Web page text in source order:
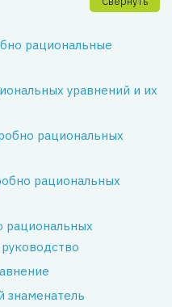
рациональные
уравнений и их
рациональных
рациональных
рациональных